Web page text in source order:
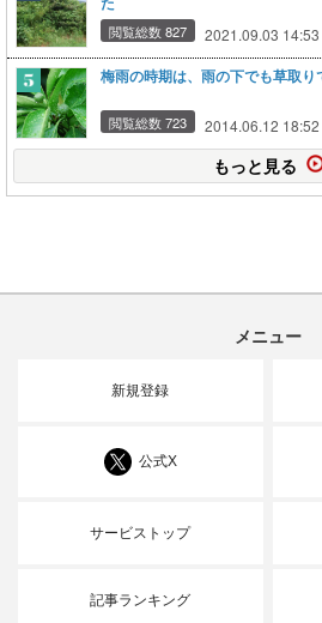
閲覧総数 827 2021.09.03 14:53
梅雨の時期は、雨の下でも草取り
閲覧総数 723 2014.06.12 18:52
もっと見る
メニュー
新規登録
公式X
サービストップ
記事ランキング